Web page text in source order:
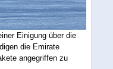
Einigung über die
die Emirate
angegriffen zu